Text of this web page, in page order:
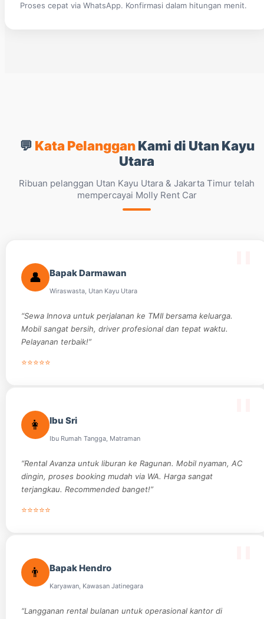
Proses cepat via WhatsApp. Konfirmasi dalam hitungan menit.
💬 Kata PelangganKami di Utan Kayu
Utara
Ribuan pelanggan Utan Kayu Utara & Jakarta Timur telah
mempercayai Molly Rent Car
👤 Bapak Darmawan
Wiraswasta, Utan Kayu Utara
“Sewa Innova untuk perjalanan ke TMII bersama keluarga.
Mobil sangat bersih, driver profesional dan tepat waktu.
Pelayanan terbaik!”
⭐⭐⭐⭐⭐
👩 Ibu Sri
Ibu Rumah Tangga, Matraman
“Rental Avanza untuk liburan ke Ragunan. Mobil nyaman, AC
dingin, proses booking mudah via WA. Harga sangat
terjangkau. Recommended banget!”
⭐⭐⭐⭐⭐
👨 Bapak Hendro
Karyawan, Kawasan Jatinegara
“Langganan rental bulanan untuk operasional kantor di